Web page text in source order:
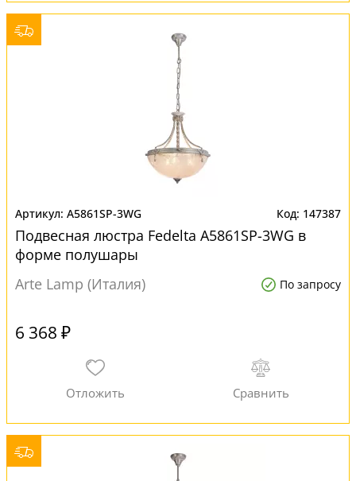
A5861SP-3WG 147387
Подвесная люстра Fedelta A5861SP-3WG в
форме полушары
Arte Lamp (Италия)
По запросу
6 368 ₽